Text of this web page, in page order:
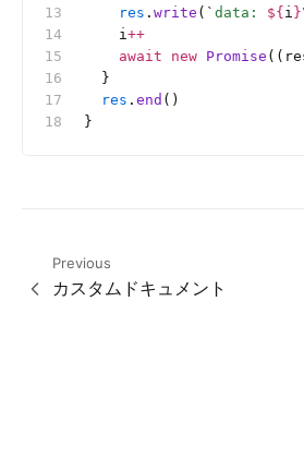
    res
. write ( ` data: ${ i }
    i
++
    await
new Promise
  }
  res
. end ()
}
Previous
カスタムドキュメント